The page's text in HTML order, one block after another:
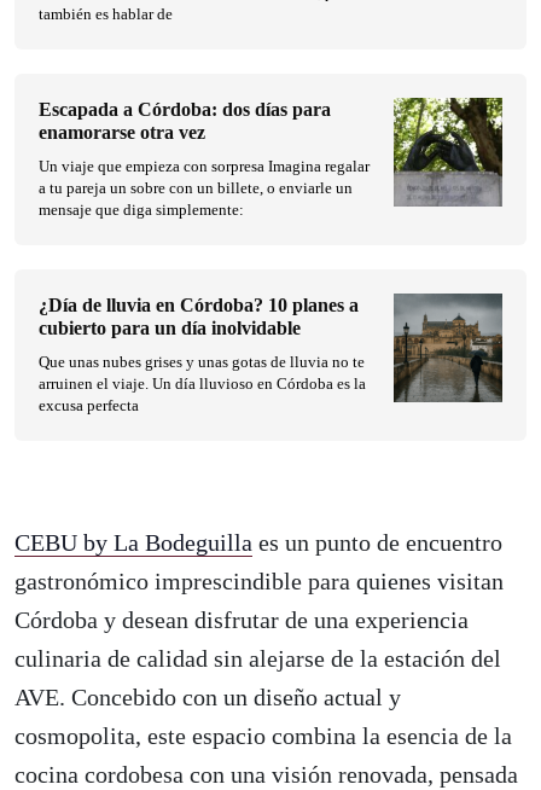
CEBU by La Bodeguilla es un punto de encuentro
gastronómico imprescindible para quienes visitan
Córdoba y desean disfrutar de una experiencia
culinaria de calidad sin alejarse de la estación del
AVE. Concebido con un diseño actual y
cosmopolita, este espacio combina la esencia de la
cocina cordobesa con una visión renovada, pensada
también es hablar de
Escapada a Córdoba: dos días para
enamorarse otra vez
Un viaje que empieza con sorpresa Imagina regalar
a tu pareja un sobre con un billete, o enviarle un
mensaje que diga simplemente:
¿Día de lluvia en Córdoba? 10 planes a
cubierto para un día inolvidable
Que unas nubes grises y unas gotas de lluvia no te
arruinen el viaje. Un día lluvioso en Córdoba es la
excusa perfecta